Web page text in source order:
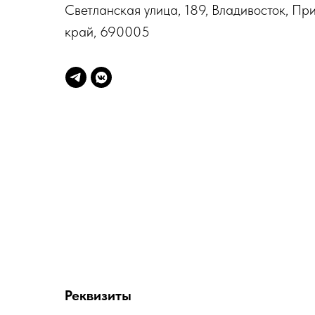
Светланская улица, 189, Владивосток,
край, 690005
Реквизиты